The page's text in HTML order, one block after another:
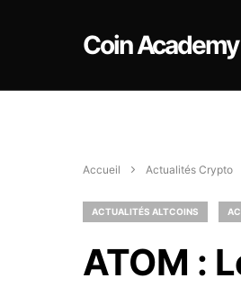
Coin Academy
Accueil Actualités Crypto
ACTUALITÉS ALTCOINS
ATOM :